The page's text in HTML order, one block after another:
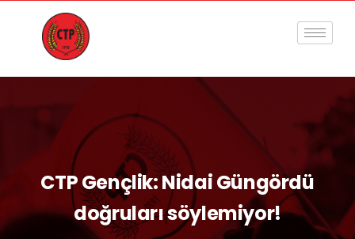
CTP Gençlik: Nidai Güngördü
doğruları söylemiyor!